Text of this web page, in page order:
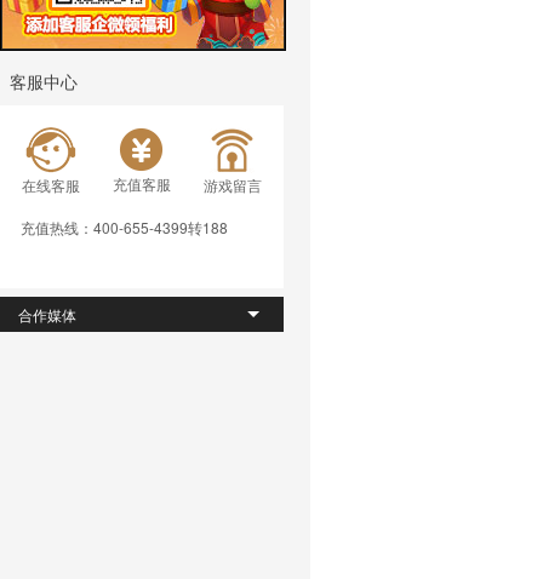
客服中心
在线客服 充值客服 游戏留言
充值热线：400-655-4399转188
合作媒体